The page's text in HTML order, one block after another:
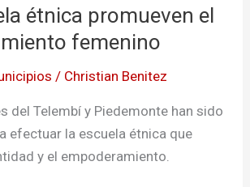
étnica promueven el
femenino
/ Christian Benitez
del Telembí y Piedemonte han sido
efectuar la escuela étnica que
y el empoderamiento.